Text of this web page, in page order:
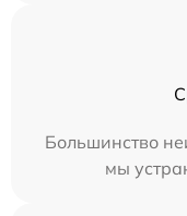
Большинство
мы